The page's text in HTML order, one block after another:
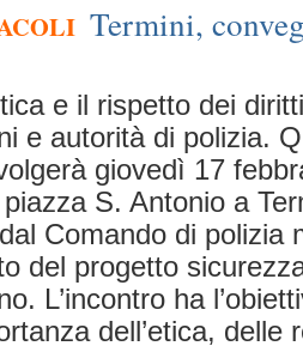
Termini,
e il rispetto dei
e autorità di polizia.
giovedì 17
S. Antonio a
Comando di polizia
del progetto
L’incontro ha
dell’etica, delle